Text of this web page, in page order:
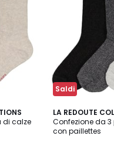
di calze
Saldi
LA REDOUTE
Confezione da
con paillettes
4,1
/ 5